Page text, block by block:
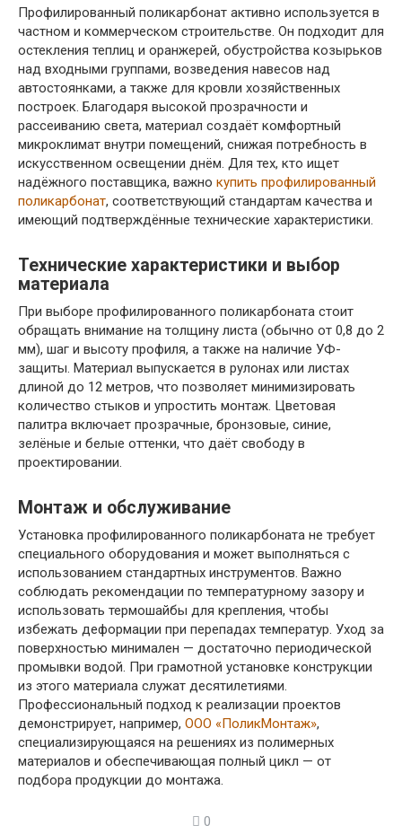
Профилированный поликарбонат активно используется в
частном и коммерческом строительстве. Он подходит для
остекления теплиц и оранжерей, обустройства козырьков
над входными группами, возведения навесов над
автостоянками, а также для кровли хозяйственных
построек. Благодаря высокой прозрачности и
рассеиванию света, материал создаёт комфортный
микроклимат внутри помещений, снижая потребность в
искусственном освещении днём. Для тех, кто ищет
надёжного поставщика, важно купить профилированный
поликарбонат, соответствующий стандартам качества и
имеющий подтверждённые технические характеристики.
Технические характеристики и выбор
материала
При выборе профилированного поликарбоната стоит
обращать внимание на толщину листа (обычно от 0,8 до 2
мм), шаг и высоту профиля, а также на наличие УФ-
защиты. Материал выпускается в рулонах или листах
длиной до 12 метров, что позволяет минимизировать
количество стыков и упростить монтаж. Цветовая
палитра включает прозрачные, бронзовые, синие,
зелёные и белые оттенки, что даёт свободу в
проектировании.
Монтаж и обслуживание
Установка профилированного поликарбоната не требует
специального оборудования и может выполняться с
использованием стандартных инструментов. Важно
соблюдать рекомендации по температурному зазору и
использовать термошайбы для крепления, чтобы
избежать деформации при перепадах температур. Уход за
поверхностью минимален — достаточно периодической
промывки водой. При грамотной установке конструкции
из этого материала служат десятилетиями.
Профессиональный подход к реализации проектов
демонстрирует, например, ООО «ПоликМонтаж»,
специализирующаяся на решениях из полимерных
материалов и обеспечивающая полный цикл — от
подбора продукции до монтажа.
0